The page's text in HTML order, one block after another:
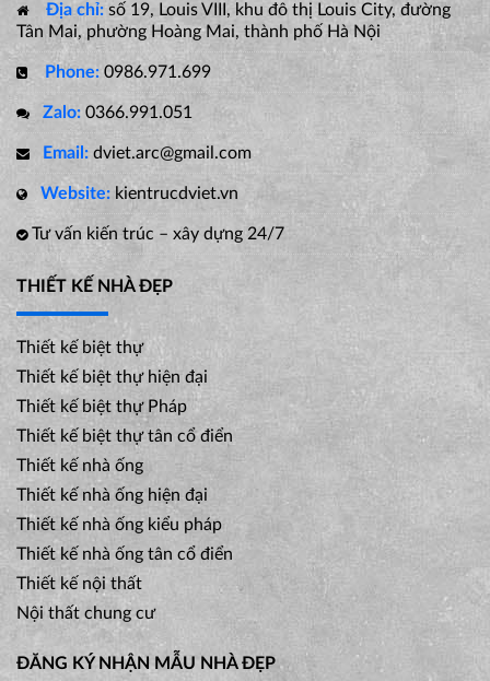
Địa chỉ: số 19, Louis VIII, khu đô thị Louis City, đường
Tân Mai, phường Hoàng Mai, thành phố Hà Nội
Phone: 0986.971.699
Zalo: 0366.991.051
Email: dviet.arc@gmail.com
Website: kientrucdviet.vn
Tư vấn kiến trúc – xây dựng 24/7
THIẾT KẾ NHÀ ĐẸP
Thiết kế biệt thự
Thiết kế biệt thự hiện đại
Thiết kế biệt thự Pháp
Thiết kế biệt thự tân cổ điển
Thiết kế nhà ống
Thiết kế nhà ống hiện đại
Thiết kế nhà ống kiểu pháp
Thiết kế nhà ống tân cổ điển
Thiết kế nội thất
Nội thất chung cư
ĐĂNG KÝ NHẬN MẪU NHÀ ĐẸP